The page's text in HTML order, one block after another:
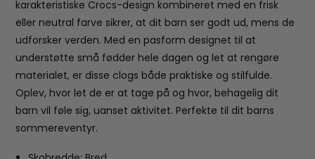
karakteristiske Crocs-design kombineret med en frisk
eller neutral farve sikrer, at dit barn ser godt ud, mens de
udforsker verden. Med en pasform designet til at
understøtte små fødder hele dagen og let at rengøre
materialet, er disse clogs både praktiske og stilfulde.
Oplev, hvor let de er at tage på og hvor, behagelig dit
barn vil føle sig, uanset aktivitet. Perfekte til dit barns
sommereventyr.